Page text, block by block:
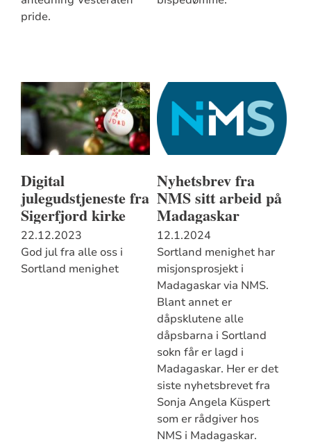
pride.
Digital
julegudstjeneste fra
Sigerfjord kirke
22.12.2023
God jul fra alle oss i
Sortland menighet
Nyhetsbrev fra
NMS sitt arbeid på
Madagaskar
12.1.2024
Sortland menighet har
misjonsprosjekt i
Madagaskar via NMS.
Blant annet er
dåpsklutene alle
dåpsbarna i Sortland
sokn får er lagd i
Madagaskar. Her er det
siste nyhetsbrevet fra
Sonja Angela Küspert
som er rådgiver hos
NMS i Madagaskar.